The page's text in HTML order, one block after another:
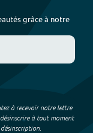
grâce à notre
à recevoir notre lettre
à tout moment